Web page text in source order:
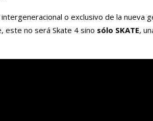
o exclusivo de la nueva
este no será Skate 4 sino sólo SKATE,